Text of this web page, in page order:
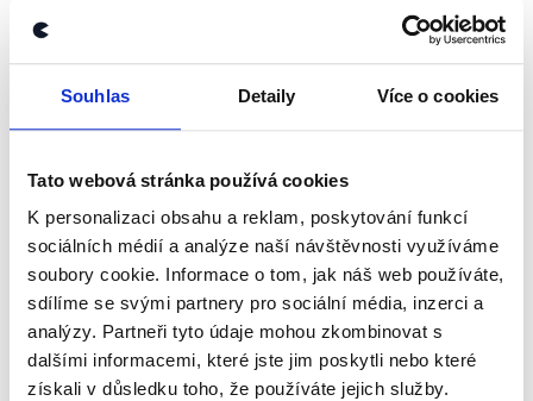
Souhlas Detaily Více o cookies
Tato webová stránka používá cookies
K personalizaci obsahu a reklam, poskytování funkcí
sociálních médií a analýze naší návštěvnosti využíváme
soubory cookie. Informace o tom, jak náš web používáte,
sdílíme se svými partnery pro sociální média, inzerci a
analýzy. Partneři tyto údaje mohou zkombinovat s
dalšími informacemi, které jste jim poskytli nebo které
získali v důsledku toho, že používáte jejich služby.
deformace systému přepočtu hlasů,
zrušenybyly.
Až do současnosti se používá d'Hondtova metoda,
volebních krajů nelze tedy tvrdit, že byl zachován
Výrok jsme zmínili